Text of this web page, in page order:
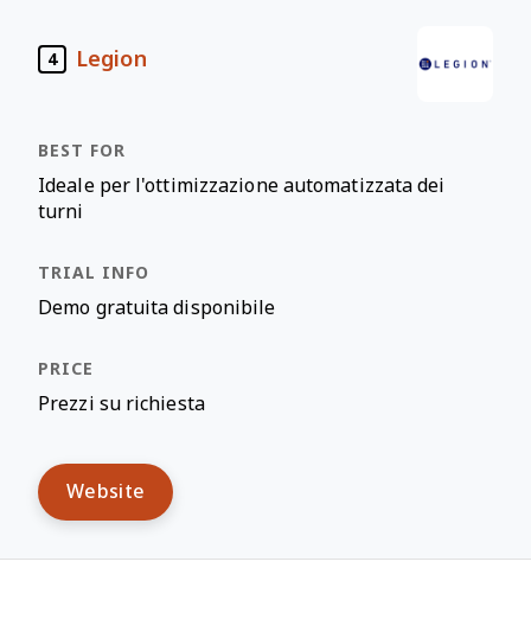
4 Legion
Ideale per l'ottimizzazione automatizzata dei
turni
Demo gratuita disponibile
Prezzi su richiesta
Website